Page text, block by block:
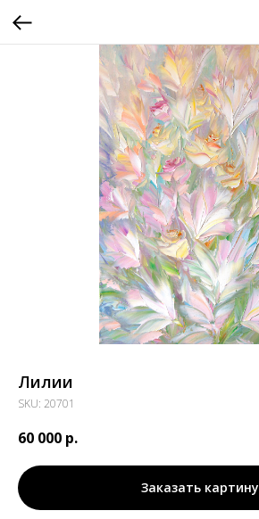
Лилии
SKU: 20701
60 000 р.
Заказать картину